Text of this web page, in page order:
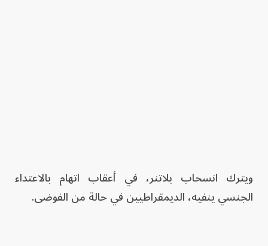
ويترك انسحاب بلاتنر، في أعقاب اتهام بالاعتداء
الجنسي ينفيه، الديمقراطيين في حالة من الفوضى.